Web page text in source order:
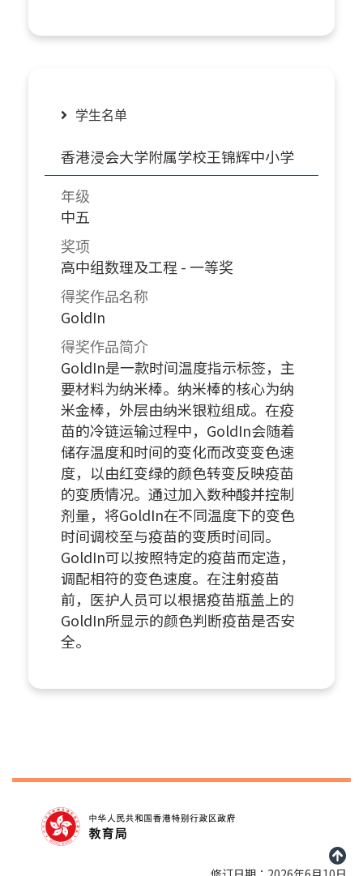
学生名单
香港浸会大学附属学校王锦辉中小学
年级
中五
奖项
高中组数理及工程 - 一等奖
得奖作品名称
GoldIn
得奖作品简介
GoldIn是一款时间温度指示标签，主
要材料为纳米棒。纳米棒的核心为纳
米金棒，外层由纳米银粒组成。在疫
苗的冷链运输过程中，GoldIn会随着
储存温度和时间的变化而改变变色速
度，以由红变绿的颜色转变反映疫苗
的变质情况。通过加入数种酸并控制
剂量，将GoldIn在不同温度下的变色
时间调校至与疫苗的变质时间同。
GoldIn可以按照特定的疫苗而定造，
调配相符的变色速度。在注射疫苗
前，医护人员可以根据疫苗瓶盖上的
GoldIn所显示的颜色判断疫苗是否安
全。